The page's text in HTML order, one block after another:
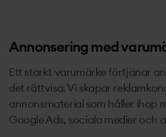
Annonsering med
Ett starkt varumärke förtjänar
det rättvisa. Vi skapar
annonsmaterial som håller ihop
Google Ads, sociala medier och